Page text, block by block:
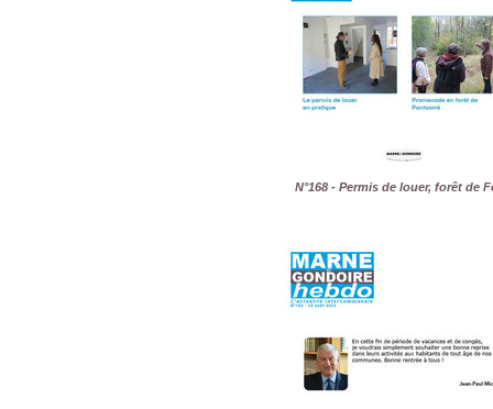
N°168 - Permis de louer, forêt de